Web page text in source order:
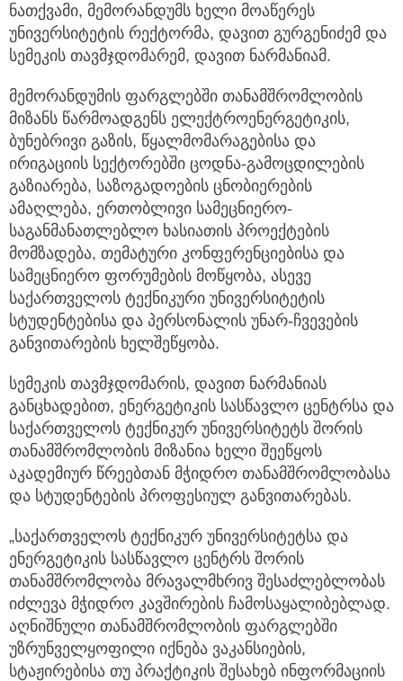
ნათქვამი, მემორანდუმს ხელი მოაწერეს
უნივერსიტეტის რექტორმა, დავით გურგენიძემ და
სემეკის თავმჯდომარემ, დავით ნარმანიამ.
მემორანდუმის ფარგლებში თანამშრომლობის
მიზანს წარმოადგენს ელექტროენერგეტიკის,
ბუნებრივი გაზის, წყალმომარაგებისა და
ირიგაციის სექტორებში ცოდნა-გამოცდილების
გაზიარება, საზოგადოების ცნობიერების
ამაღლება, ერთობლივი სამეცნიერო-
საგანმანათლებლო ხასიათის პროექტების
მომზადება, თემატური კონფერენციებისა და
სამეცნიერო ფორუმების მოწყობა, ასევე
საქართველოს ტექნიკური უნივერსიტეტის
სტუდენტებისა და პერსონალის უნარ-ჩვევების
განვითარების ხელშეწყობა.
სემეკის თავმჯდომარის, დავით ნარმანიას
განცხადებით, ენერგეტიკის სასწავლო ცენტრსა და
საქართველოს ტექნიკურ უნივერსიტეტს შორის
თანამშრომლობის მიზანია ხელი შეეწყოს
აკადემიურ წრეებთან მჭიდრო თანამშრომლობასა
და სტუდენტების პროფესიულ განვითარებას.
„საქართველოს ტექნიკურ უნივერსიტეტსა და
ენერგეტიკის სასწავლო ცენტრს შორის
თანამშრომლობა მრავალმხრივ შესაძლებლობას
იძლევა მჭიდრო კავშირების ჩამოსაყალიბებლად.
აღნიშნული თანამშრომლობის ფარგლებში
უზრუნველყოფილი იქნება ვაკანსიების,
სტაჟირებისა თუ პრაქტიკის შესახებ ინფორმაციის